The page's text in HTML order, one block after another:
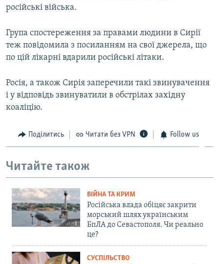
російські війська.
Група спостереження за правами людини в Сирії
теж повідомила з посиланням на свої джерела, що
по цій лікарні вдарили російські літаки.
Росія, а також Сирія заперечили такі звинувачення
і у відповідь звинуватили в обстрілах західну
коаліцію.
Поділитись Читати без VPN Follow us
Читайте також
ВІЙНА ТА КРИМ
Російська влада обіцяє закрити
морський шлях українським
БпЛА до Севастополя. Чи реально
це?
СУСПІЛЬСТВО